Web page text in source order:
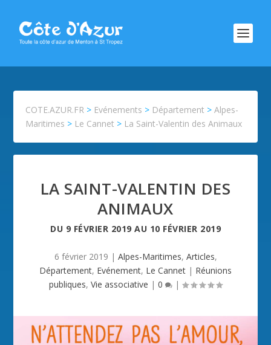
COTE.AZUR.FR > Evénements > Département >Alpes-
Maritimes > Le Cannet > La Saint-Valentin des Animaux
LA SAINT-VALENTIN DES
ANIMAUX
DU 9 FÉVRIER 2019 AU 10 FÉVRIER 2019
6 février 2019 | Alpes-Maritimes, Articles,
Département, Evénement, Le Cannet | Réunions
publiques, Vie associative | 0 |